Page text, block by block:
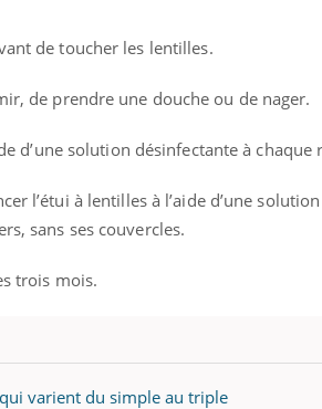
de toucher les lentilles.
de prendre une douche ou de nager.
d’une solution désinfectante à chaque
l’étui à lentilles à l’aide d’une
sans ses couvercles.
trois mois.
varient du simple au triple